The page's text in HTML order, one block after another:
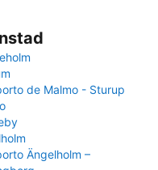
de Malmo - Sturup
Ängelholm –